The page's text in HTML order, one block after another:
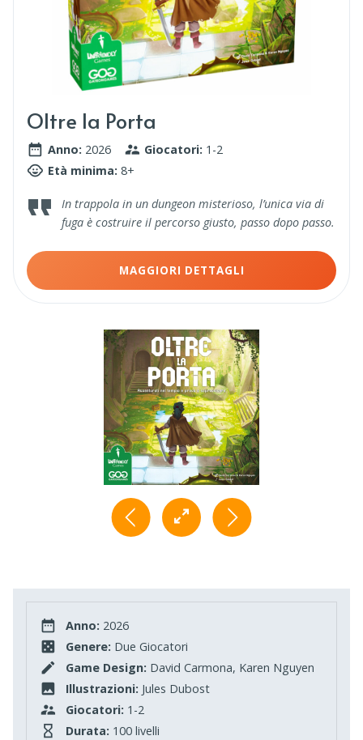
Oltre la Porta
Anno: 2026 Giocatori: 1-2
Età minima: 8+
In trappola in un dungeon misterioso, l’unica via di
fuga è costruire il percorso giusto, passo dopo passo.
MAGGIORI DETTAGLI
Anno: 2026
Genere: Due Giocatori
Game Design: David Carmona, Karen Nguyen
Illustrazioni: Jules Dubost
Giocatori: 1-2
Durata: 100 livelli